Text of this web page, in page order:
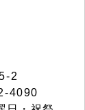
2
4090